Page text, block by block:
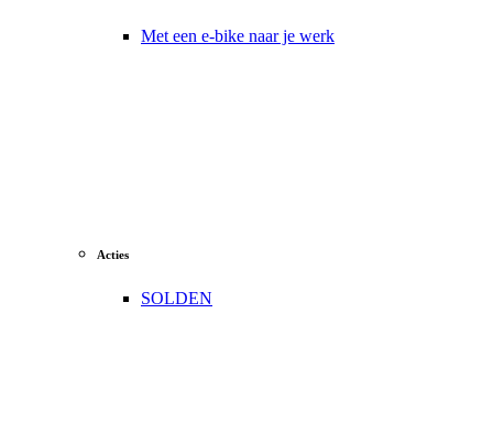
Met een e-bike naar je werk
Acties
SOLDEN